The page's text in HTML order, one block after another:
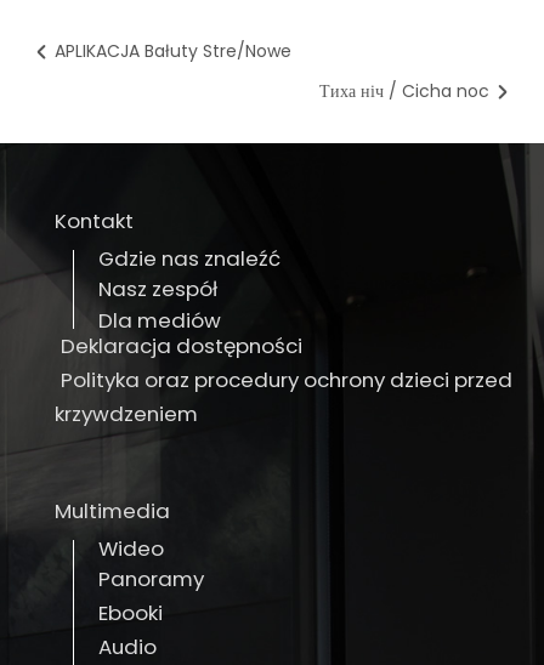
APLIKACJA Bałuty Stre/Nowe
Тиха ніч / Cicha noc
Kontakt
Gdzie nas znaleźć
Nasz zespół
Dla mediów
Deklaracja dostępności
Polityka oraz procedury ochrony dzieci przed
krzywdzeniem
Multimedia
Wideo
Panoramy
Ebooki
Audio